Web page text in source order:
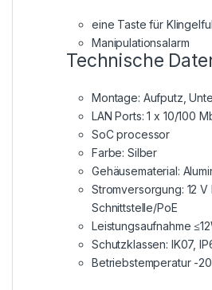
eine Taste für
Manipulationsalarm
Technische
Montage: Aufputz,
LAN Ports: 1 x 10/100
SoC processor
Farbe: Silber
Gehäusematerial:
Stromversorgung: 12 V
Schnittstelle/PoE
Leistungsaufnahme
Schutzklassen: IK07,
Betriebstemperatur -